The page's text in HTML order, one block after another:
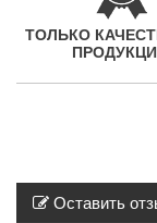
ТОЛЬКО
Оставить